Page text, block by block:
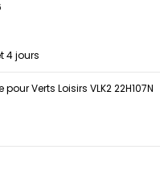
4 jours
Verts Loisirs VLK2 22H107N